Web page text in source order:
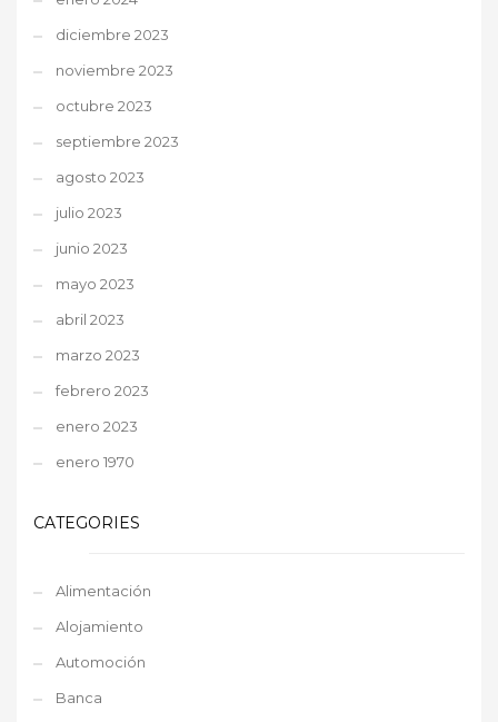
diciembre 2023
noviembre 2023
octubre 2023
septiembre 2023
agosto 2023
julio 2023
junio 2023
mayo 2023
abril 2023
marzo 2023
febrero 2023
enero 2023
enero 1970
CATEGORIES
Alimentación
Alojamiento
Automoción
Banca